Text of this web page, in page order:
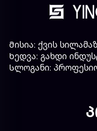
Მისია: ქვის
Ხედვა: გახდი
Სლოგანი: